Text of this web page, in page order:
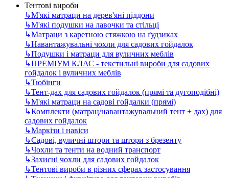
Тентові вироби
↳М'які матраци на дерев'яні піддони
↳М'які подушки на лавочки та стільці
↳Матраци з каретною стяжкою на ґудзиках
↳Навантажувальні чохли для садових гойдалок
↳Подушки і матраци для вуличних меблів
↳ПРЕМІУМ КЛАС - текстильні вироби для садових
гойдалок і вуличних меблів
↳Тюбінги
↳Тент-дах для садових гойдалок (прямі та дугоподібні)
↳М'які матраци на садові гойдалки (прямі)
↳Комплекти (матрац/навантажувальний тент + дах) для
садових гойдалок
↳Маркізи і навіси
↳Садові, вуличні штори та штори з брезенту
↳Чохли та тенти на водний транспорт
↳Захисні чохли для садових гойдалок
↳Тентові вироби в різних сферах застосування